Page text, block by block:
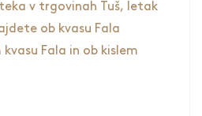
prejemnike:
in barvice
Fala
v trgovinah Tuš, letak
ob kvasu Fala
Fala in ob kislem